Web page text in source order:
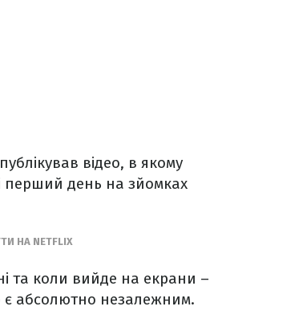
відео, в якому
перший день на зйомках
НА NETFLIX
та коли вийде на екрани –
є абсолютно незалежним.